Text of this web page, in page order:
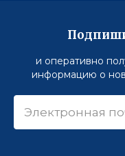
и оперативно
информацию о